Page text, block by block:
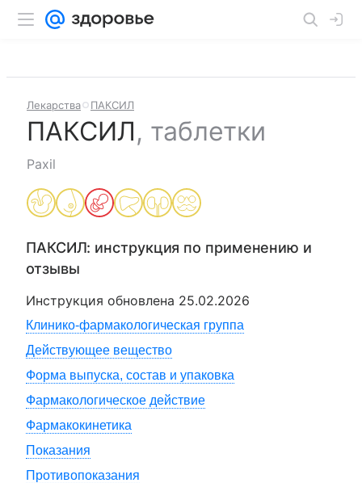
Лекарства ПАКСИЛ
ПАКСИЛ, таблетки
Paxil
ПАКСИЛ: инструкция по применению и
отзывы
Инструкция обновлена 25.02.2026
Клинико-фармакологическая группа
Действующее вещество
Форма выпуска, состав и упаковка
Фармакологическое действие
Фармакокинетика
Показания
Противопоказания